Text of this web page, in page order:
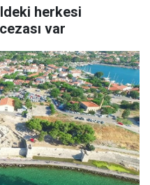
herkesi
lira cezası var